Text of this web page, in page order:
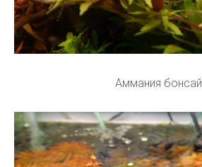
Аммания бонсай